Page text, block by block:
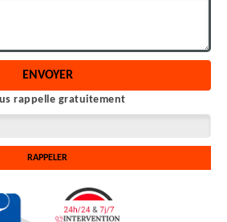
rappelle gratuitement